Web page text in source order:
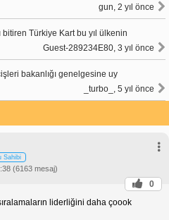
gun, 2 yıl önce
bitiren Türkiye Kart bu yıl ülkenin
Guest-289234E80, 3 yıl önce
bakanlığı genelgesine uy
_turbo_, 5 yıl önce
Sahibi
(6163 mesaj)
0
liderliğini daha çoook